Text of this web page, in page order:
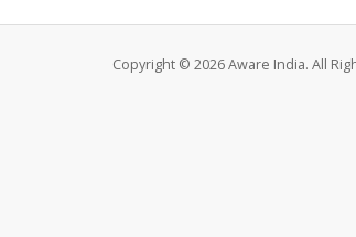
Copyright © 2026 Aware India. All